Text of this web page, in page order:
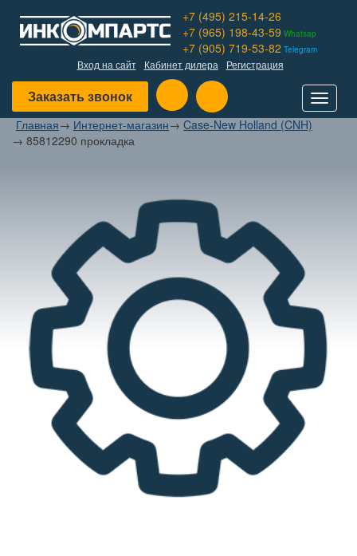
+7 (495) 215-14-26
+7 (965) 198-43-59 Whatsap
+7 (905) 719-53-82 Telegram
Вход на сайт Кабинет дилера Регистрация
Заказать звонок
Toggle
Главная→ Интернет-магазин→ Case-New Holland (CNH)
→ 85812290 прокладка